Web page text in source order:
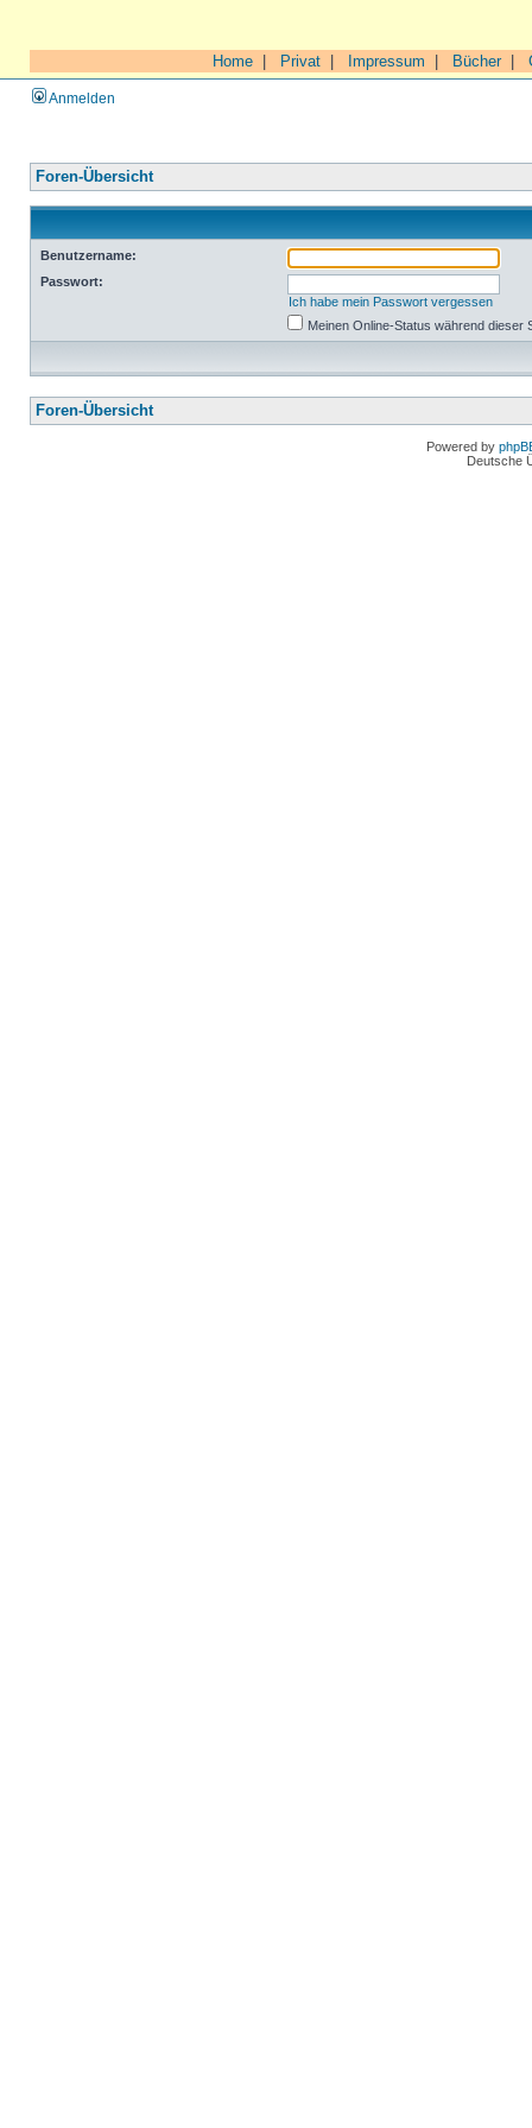
Home Privat Impressum Bücher|
Anmelden
Foren-Übersicht
Benutzername:
Passwort:
Ich habe mein Passwort vergessen
Meinen Online-Status während dieser
Foren-Übersicht
Powered by
Deutsche